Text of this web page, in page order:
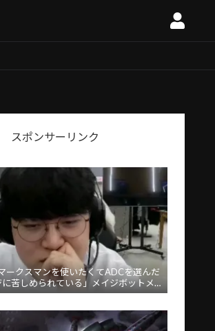
スポンサーリンク
ークスマンを使いたくてADCを選んだ
苦しめられている」メイジボットメ